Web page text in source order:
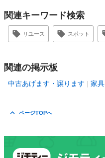
関連キーワード検索
リユース スポット
関連の掲示板
中古あげます・譲ります 家具
ページTOPへ